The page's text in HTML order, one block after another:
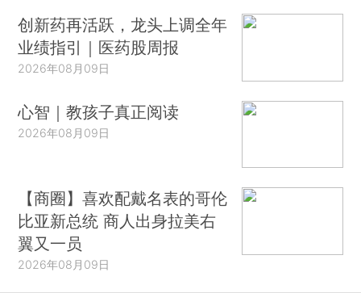
创新药再活跃，龙头上调全年
业绩指引｜医药股周报
2026年08月09日
心智｜教孩子真正阅读
2026年08月09日
【商圈】喜欢配戴名表的哥伦
比亚新总统 商人出身拉美右
翼又一员
2026年08月09日